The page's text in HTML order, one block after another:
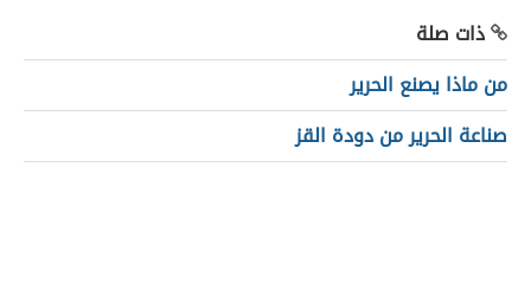
ذات صلة
من ماذا يصنع الحرير
صناعة الحرير من دودة القز